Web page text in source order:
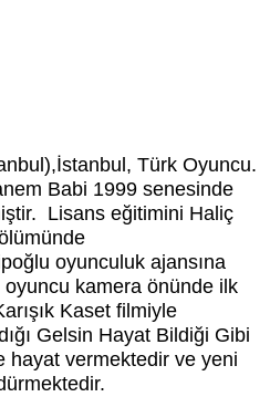
Türk Oyuncu.
Babi 1999 senesinde
Lisans eğitimini Haliç
oyunculuk ajansına
oyuncu kamera önünde ilk
Kaset filmiyle
Gelsin Hayat Bildiği Gibi
hayat vermektedir ve yeni